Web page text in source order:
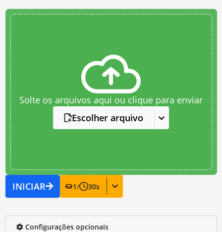
Solte os arquivos aqui ou clique para enviar
Escolher arquivo
INICIAR 1/ 30s
Configurações opcionais